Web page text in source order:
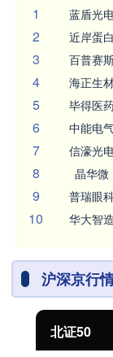
1
蓝盾光
2 近岸蛋白
3 百普赛
4 海正生
5 毕得医
6 中能电
7 信濠光
8 晶华微
9 普瑞眼
10 华大智造
沪深京行
北证50